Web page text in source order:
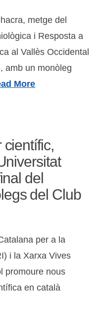
metge del
i Resposta a
al Vallès Occidental
amb un monòleg
More
científic,
del
del Club
per a la
i la Xarxa Vives
promoure nous
en català